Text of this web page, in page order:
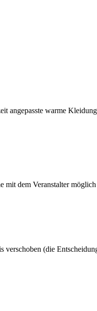
angepasste warme
mit dem Veranstalter möglich
(die